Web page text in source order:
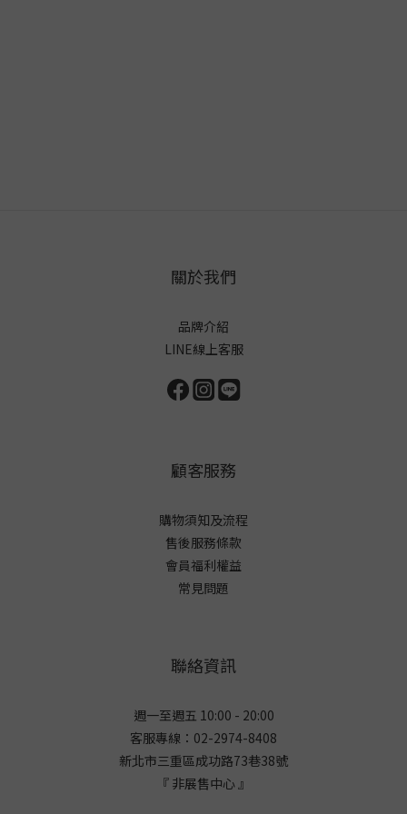
關於我們
品牌介紹
LINE線上客服
顧客服務
購物須知及流程
售後服務條款
會員福利權益
常見問題
聯絡資訊
週一至週五 10:00 - 20:00
客服專線：02-2974-8408
新北市三重區成功路73巷38號
『 非展售中心 』